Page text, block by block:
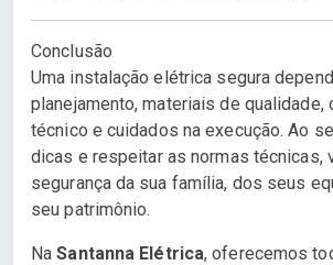
Conclusão
Uma instalação elétrica segura
planejamento, materiais de qualidade,
técnico e cuidados na execução. Ao
dicas e respeitar as normas técnicas,
segurança da sua família, dos seus
seu patrimônio.
NaSantanna Elétrica, oferecemos